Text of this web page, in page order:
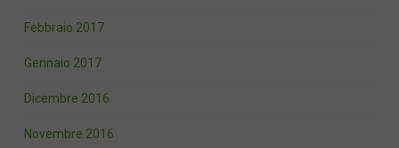
Febbraio 2017
Gennaio 2017
Dicembre 2016
Novembre 2016